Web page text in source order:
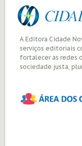
A Editora Cidade
serviços editoriais
fortalecer as redes
sociedade justa,